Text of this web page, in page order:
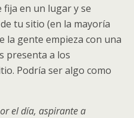
en un lugar y se
tu sitio (en la mayoría
la gente empieza con una
presenta a los
Podría ser algo como
el día, aspirante a